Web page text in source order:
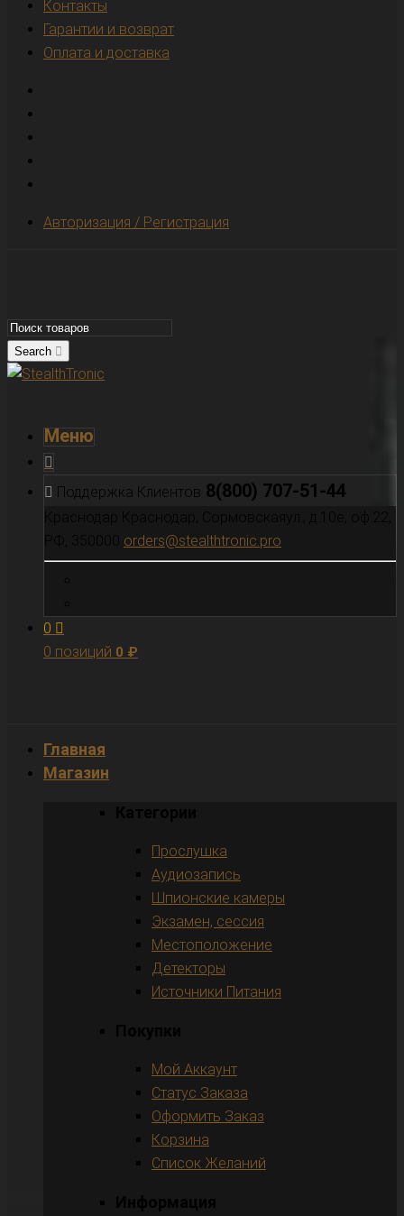
Контакты
Гарантии и возврат
Оплата и доставка
Авторизация / Регистрация
Search
Меню
Поддержка Клиентов 8(800) 707-51-44
orders@stealthtronic.pro
0
0 позиций 0 ₽
Главная
Магазин
Прослушка
Аудиозапись
Шпионские камеры
Экзамен, сессия
Местоположение
Детекторы
Источники Питания
Мой Аккаунт
Статус Заказа
Оформить Заказ
Корзина
Список Желаний